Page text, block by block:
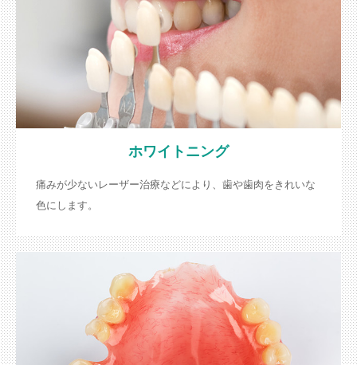
ホワイトニング
痛みが少ないレーザー治療などにより、歯や歯肉をきれいな
色にします。